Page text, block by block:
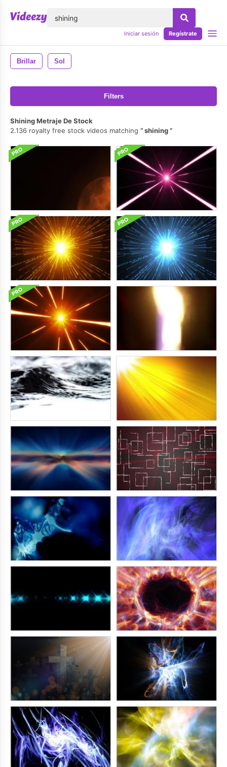
Iniciar sesión Regístrate
Brillar Sol
Filters
Shining Metraje De Stock
2.136 royalty free stock videos matching
shining